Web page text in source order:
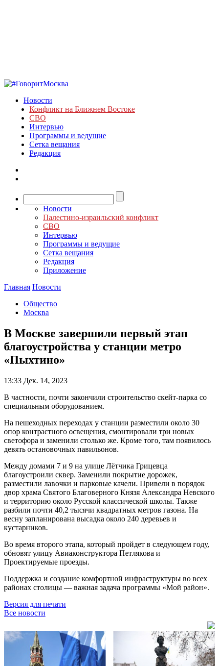
Новости
Конфликт на Ближнем Востоке
СВО
Интервью
Программы и ведущие
Сетка вещания
Редакция
Новости
Палестино-израильский конфликт
СВО
Интервью
Программы и ведущие
Сетка вещания
Редакция
Приложение
Главная Новости
Общество
Москва
В Москве завершили первый этап
благоустройства у станции метро
«Пыхтино»
13:33 Дек. 14, 2023
В частности, почти закончили строительство скейт-парка со
специальным оборудованием.
На пешеходных переходах у станции разместили около 30
опор контрастного освещения, смонтировали три новых
светофора и заменили столько же. Кроме того, там появилось
девять остановочных павильонов.
Между домами 7 и 9 на улице Лётчика Грицевца
благоустроили сквер. Заменили покрытие дорожек,
разместили лавочки и парковые качели. Привели в порядок
двор храма Святого Благоверного Князя Александра Невского
и территорию около Русской классической школы. Также
разбили почти 40,2 тысячи квадратных метров газона. На
весну запланирована высадка около 240 деревьев и
кустарников.
Во время второго этапа, который пройдет в следующем году,
обновят улицу Авиаконструктора Петлякова и
Проектируемые проезды.
Поддержка и создание комфортной инфраструктуры во всех
районах столицы — важная задача программы «Мой район».
Версия для печати
Все новости